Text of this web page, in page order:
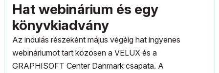
Hat webinárium és egy
könyvkiadvány
Az indulás részeként május végéig hat ingyenes
webináriumot tart közösen a VELUX és a
GRAPHISOFT Center Danmark csapata. A